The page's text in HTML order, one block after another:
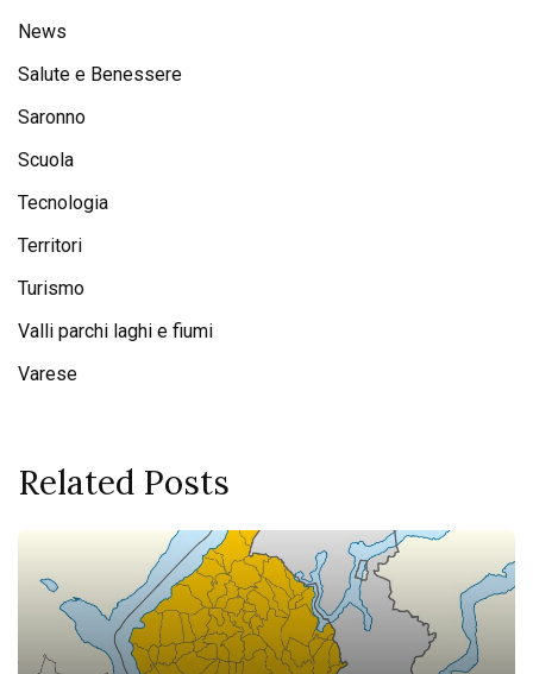
News
Salute e Benessere
Saronno
Scuola
Tecnologia
Territori
Turismo
Valli parchi laghi e fiumi
Varese
Related Posts